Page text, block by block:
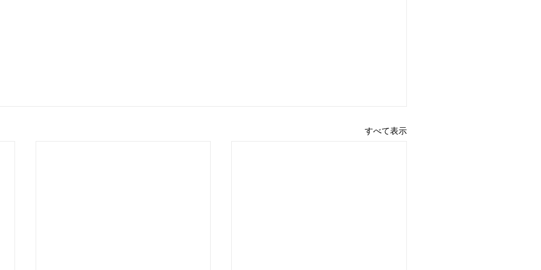
すべて表示